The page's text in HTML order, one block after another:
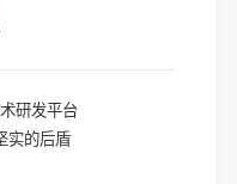
研发平台
实的后盾